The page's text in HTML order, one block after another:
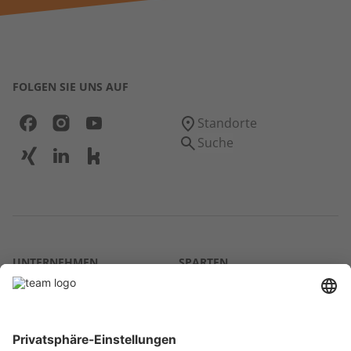
FOLGEN SIE UNS AUF
Standorte
Suche
UNTERNEHMEN
Über uns
Karriere
SPARTEN